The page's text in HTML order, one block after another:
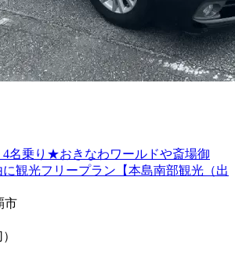
名乗り★おきなわワールドや斎場御
観光フリープラン【本島南部観光（出
市